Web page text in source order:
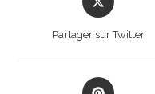
in
new
Partager sur Twitter
Opens